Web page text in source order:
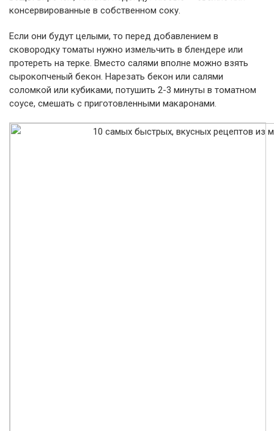
консервированные в собственном соку.
Если они будут целыми, то перед добавлением в
сковородку томаты нужно измельчить в блендере или
протереть на терке. Вместо салями вполне можно взять
сырокопченый бекон. Нарезать бекон или салями
соломкой или кубиками, потушить 2-3 минуты в томатном
соусе, смешать с приготовленными макаронами.